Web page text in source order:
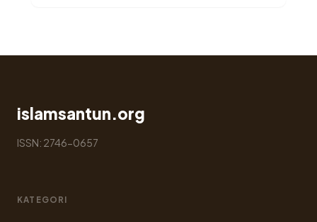
islamsantun.org
ISSN: 2746-0657
KATEGORI